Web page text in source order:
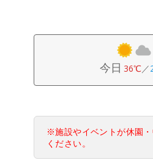
今日 36℃／
※施設やイベントが休園
ください。